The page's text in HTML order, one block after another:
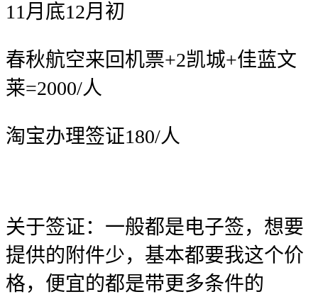
11月底12月初
春秋航空来回机票+2凯城+佳蓝文
莱=2000/人
淘宝办理签证180/人
关于签证：一般都是电子签，想要
提供的附件少，基本都要我这个价
格，便宜的都是带更多条件的